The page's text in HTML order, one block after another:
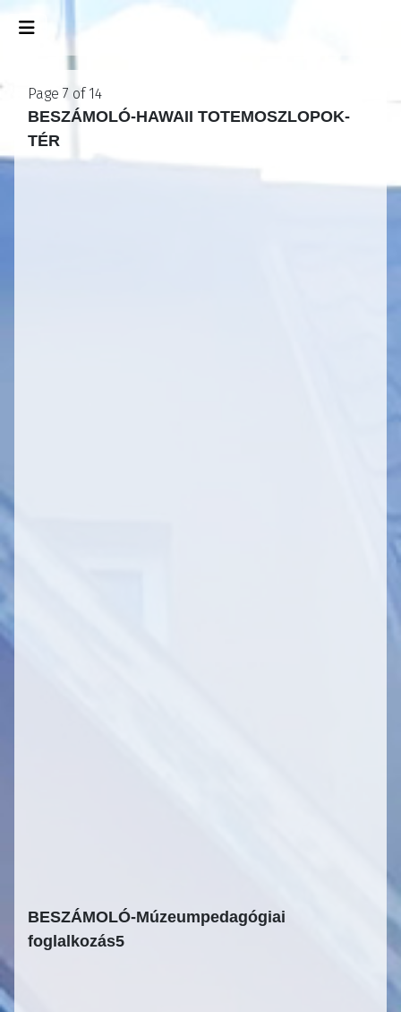
Page 7 of 14
BESZÁMOLÓ-HAWAII TOTEMOSZLOPOK-
TÉR
BESZÁMOLÓ-Múzeumpedagógiai
foglalkozás5